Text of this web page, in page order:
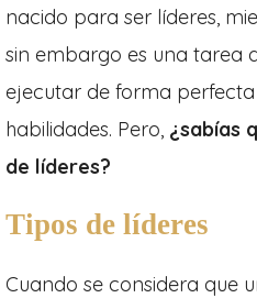
nacido para ser líderes,
sin embargo es una tarea
ejecutar de forma
habilidades. Pero, ¿sabías
de líderes?
Tipos de líderes
Cuando se considera que